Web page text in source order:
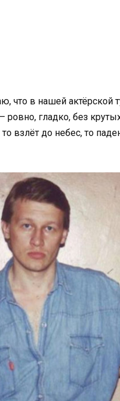
что в нашей актёрской
ровно, гладко, без
взлёт до небес, то